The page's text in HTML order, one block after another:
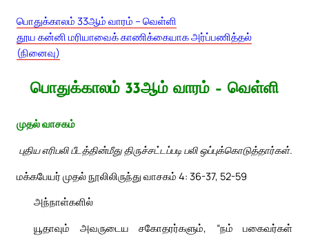
பொதுக்காலம் 33ஆம் வாரம் – வெள்ளி
தூய கன்னி மரியாவைக் காணிக்கையாக அர்ப்பணித்தல்
(நினைவு)
பொதுக்காலம் 33ஆம் வாரம் – வெள்ளி
முதல் வாசகம்
புதிய எரிபலி பீடத்தின்மீது திருச்சட்டப்படி பலி ஒப்புக்கொடுத்தார்கள்.
மக்கபேயர் முதல் நூலிலிருந்து வாசகம் 4: 36-37, 52-59
அந்நாள்களில்
யூதாவும் அவருடைய சகோதரர்களும், “நம் பகைவர்கள்